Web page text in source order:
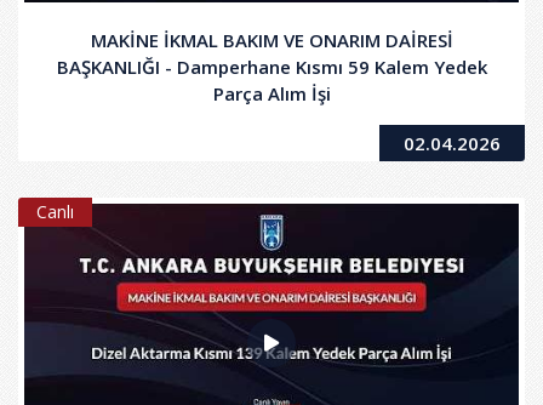
MAKİNE İKMAL BAKIM VE ONARIM DAİRESİ
BAŞKANLIĞI - Damperhane Kısmı 59 Kalem Yedek
Parça Alım İşi
02.04.2026
Canlı